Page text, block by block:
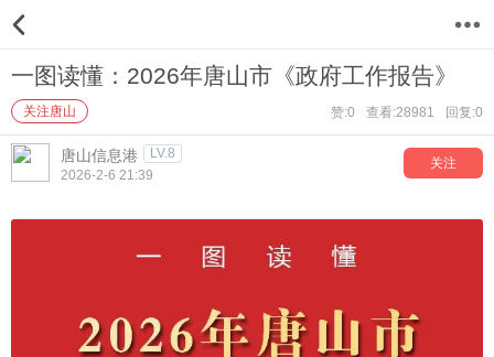
一图读懂：2026年唐山市《政府工作报告》
关注唐山 赞:0 查看:28981 回复:0
唐山信息港 LV.8
关注
2026-2-6 21:39